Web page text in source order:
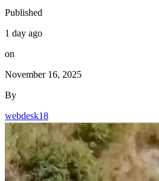
Published
1 day ago
on
November 16, 2025
By
webdesk18